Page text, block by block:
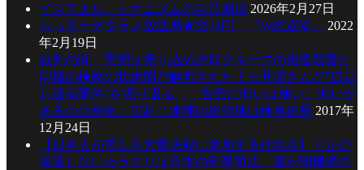
イスラエル、シオニズムの自己崩壊 2026年2月27日
らっきーデタラメ放送局★第24回 『W総選挙』
2022
年2月19日
裁判の闇 実態は振り込め詐欺グループの報復殺害と
同様の検察の壮絶闇が解明された！三井環さんが”口封
じ逮捕事件”を振り返る 「告発に悔いは無い。悔いが
あるのは検察」口封じ逮捕の総指揮は検事総長 2017年
12月24日
【日本人が苦しみ大量虐殺に参加する仕組み】ドルが
暴落しないカラクリは日本の刑事司法、霞が関機構の